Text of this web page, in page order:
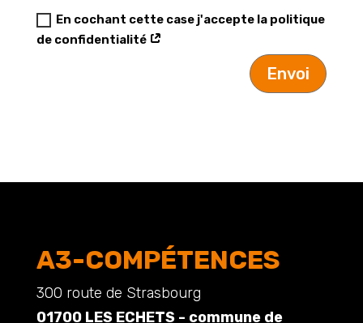
En cochant cette case j'accepte la politique
de confidentialité
Envoi
A3-COMPÉTENCES
300 route de Strasbourg
01700 LES ECHETS - commune de